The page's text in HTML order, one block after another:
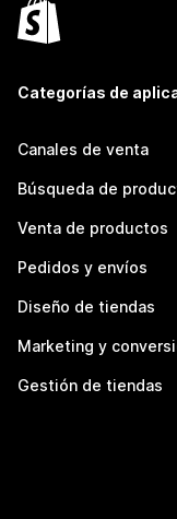
Categorías de
Canales de venta
Búsqueda de
Venta de productos
Pedidos y envíos
Diseño de tiendas
Marketing y
Gestión de tiendas